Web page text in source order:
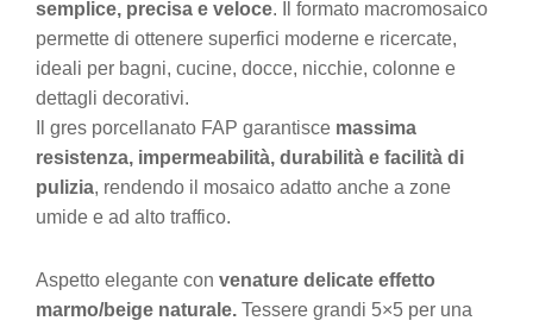
semplice, precisa e veloce. Il formato macromosaico
permette di ottenere superfici moderne e ricercate,
ideali per bagni, cucine, docce, nicchie, colonne e
dettagli decorativi.
Il gres porcellanato FAP garantisce massima
resistenza, impermeabilità, durabilità e facilità di
pulizia, rendendo il mosaico adatto anche a zone
umide e ad alto traffico.
Aspetto elegante con venature delicate effetto
marmo/beige naturale. Tessere grandi 5×5 per una